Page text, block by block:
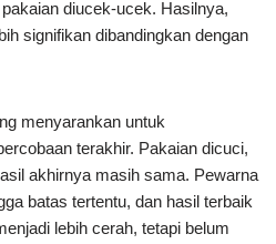
diucek-ucek. Hasilnya,
signifikan dibandingkan dengan
menyarankan untuk
terakhir. Pakaian dicuci,
akhirnya masih sama. Pewarna
batas tertentu, dan hasil terbaik
lebih cerah, tetapi belum